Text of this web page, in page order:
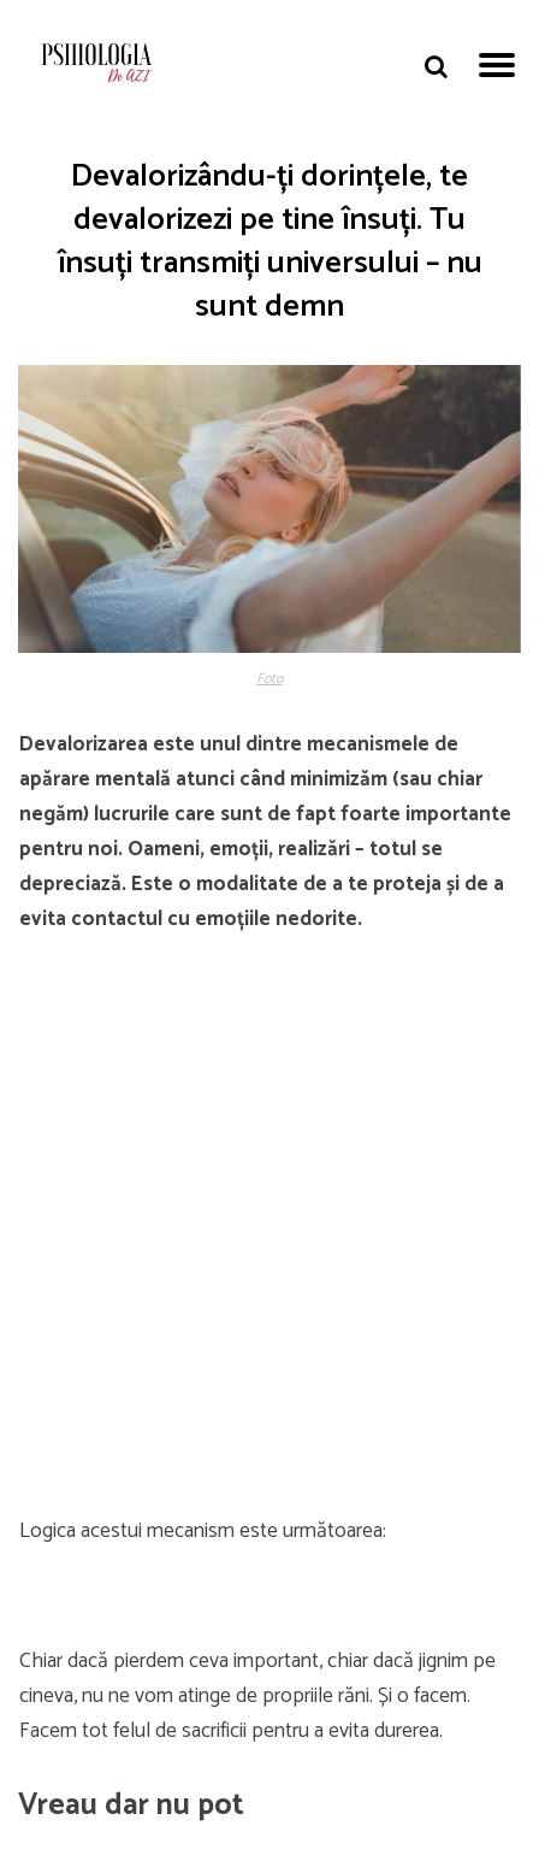
Devalorizându-ți dorințele, te
devalorizezi pe tine însuți. Tu
însuți transmiți universului – nu
sunt demn
Foto
Devalorizarea este unul dintre mecanismele de
apărare mentală atunci când minimizăm (sau chiar
negăm) lucrurile care sunt de fapt foarte importante
pentru noi. Oameni, emoții, realizări – totul se
depreciază. Este o modalitate de a te proteja și de a
evita contactul cu emoțiile nedorite.
Logica acestui mecanism este următoarea:
Chiar dacă pierdem ceva important, chiar dacă jignim pe
cineva, nu ne vom atinge de propriile răni. Și o facem.
Facem tot felul de sacrificii pentru a evita durerea.
Vreau dar nu pot